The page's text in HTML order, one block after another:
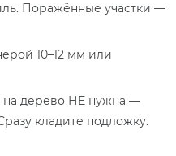
Поражённые участки —
10–12 мм или
на дерево НЕ нужна —
кладите подложку.